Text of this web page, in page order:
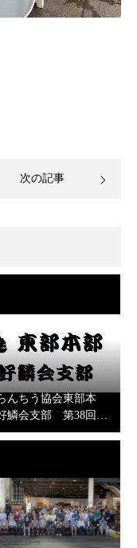
次の記事
んちう協会東部本
鱗会支部 第38回…